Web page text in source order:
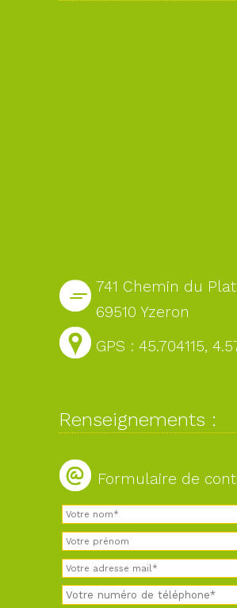
741 Chemin du Plat
69510 Yzeron
GPS : 45.704115,
Renseignements :
Formulaire de